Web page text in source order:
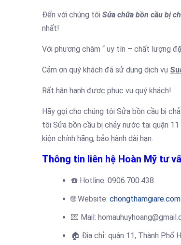
Đến với chúng tôi Sửa chữa bồn cầu bị
nhất!
Với phương châm “ uy tín – chất lượng
Cảm ơn quý khách đã sử dụng dịch vụ
Rất hân hạnh được phục vụ quý khách!
Hãy gọi cho chúng tôi Sửa bồn cầu bị
tôi Sửa bồn cầu bị chảy nước tại quận
kiện chính hãng, bảo hành dài hạn.
Thông tin liên hệ Hoàn Mỹ tư
☎️ Hotline: 0906.700.438
🌐 Website: chongthamgiare.com
💌 Mail:
🏠 Địa chỉ: quận 11, Thành Phố